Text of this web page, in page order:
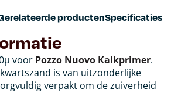
productenSpecificaties
voor Pozzo Nuovo Kalkprimer.
is van uitzonderlijke
verpakt om de zuiverheid